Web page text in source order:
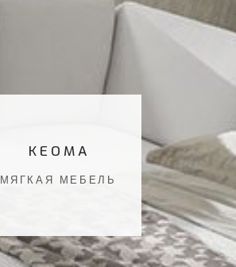
KEOMA
МЯГКАЯ МЕБЕЛЬ